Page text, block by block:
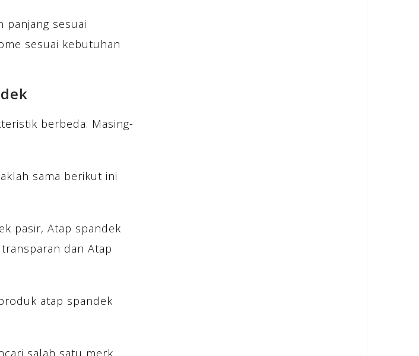
panjang sesuai
sesuai kebutuhan
berbeda. Masing-
sama berikut ini
pasir, Atap spandek
dan Atap
atap spandek
salah satu merk